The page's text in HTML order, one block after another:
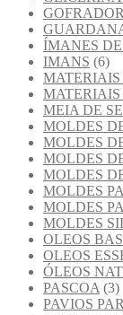
ÍMANES
IMANS (6)
MATERIAIS
MEIA DE
MOLDES
MOLDES
MOLDES
MOLDES
MOLDES
MOLDES
MOLDES
OLEOS
OLEOS
ÓLEOS
PASCOA (3)
PAVIOS